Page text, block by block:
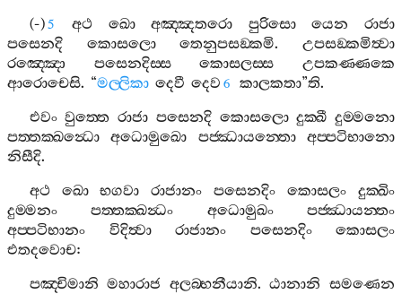
(-)5 අථ ඛො අඤ‍්ඤතරො පුරිසො යෙන
රාජා
පසෙනදි
කොසලො තෙනුපසඞ‍්කමි.උපසඞ‍්කමිත්‍වා
රඤ‍්ඤො
පසෙනදිස‍්ස කොසලස‍්ස
උපකණ‍්ණකෙ
ආරොචෙසි. “මල‍්ලිකා දෙවී දෙව 6 කාලකතා”ති.
එවං වුත‍්තෙ රාජා පසෙනදි කොසලො දුක‍්ඛී දුම‍්මනො
පත‍්තක‍්ඛන්‍ධො
අධොමුඛො පජ‍්ඣායන‍්තො
අප‍්පටිභානො
නිසීදි.
අථ
ඛො භගවා රාජානං පසෙනදිං කොසලං
දුක‍්ඛිං
දුම‍්මනං
පත‍්තක‍්ඛන්‍ධං අධොමුඛං
පජ‍්ඣායන‍්තං
අප‍්පටිභානං
විදිත්‍වා රාජානං පසෙනදිං
කොසලං
එතදවොච:
පඤ‍්චිමානි මහාරාජ අලබ‍්භනීයානි.ඨානානි සමණෙන